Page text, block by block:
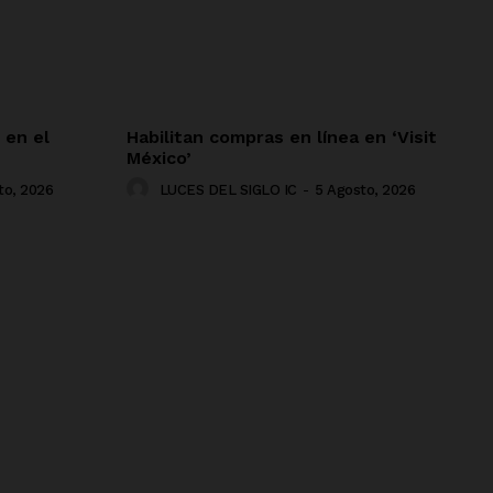
en el
2026
Habilitan compras en línea en ‘Visit
México’
LUCES DEL SIGLO IC - 5 Agosto, 2026